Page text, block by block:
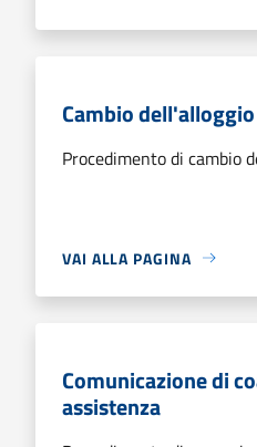
Cambio
Procedimento di cambio
VAI ALLA PAGINA
Comunicazione di
assistenza